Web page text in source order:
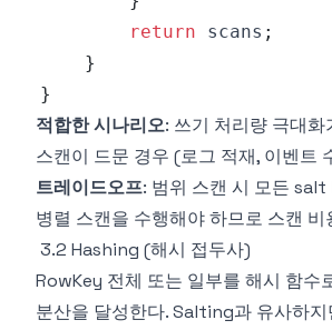
return scans ;
}
}
적합한 시나리오: 쓰기 처리량 극대화
스캔이 드문 경우 (로그 적재, 이벤트
트레이드오프: 범위 스캔 시 모든
병렬 스캔을 수행해야 하므로 스캔 비
3.2 Hashing (해시 접두사)
RowKey 전체 또는 일부를 해시 함수
분산을 달성한다. Salting과 유사하지